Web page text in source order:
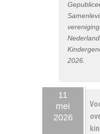
2026.
11
mei
2026